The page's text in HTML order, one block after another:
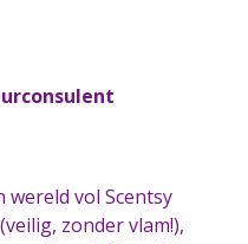
wereld vol Scentsy
zonder vlam!),